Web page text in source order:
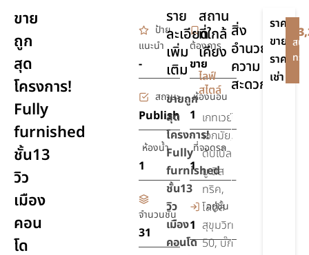
ขาย
ถูก
สุด
โครงการ!
Fully
furnished
ชั้น13
วิว
เมือง
คอน
โด
ป้าย
แนะนำ
-
ต้องการ
ขาย
สถานะ
Publish
ห้องนอน
1
ห้องน้ำ
1
ที่จอดรถ
1
จำนวนชั้น
31
อยู่ชั้น
1
ราย
ละเอียด
เพิ่ม
เติม
ขายถูก
สุด
โครงการ!
Fully
furnished
ชั้น13
วิว
เมือง
คอนโด
สถาน
ที่ใกล้
เคียง
ไลฟ์
สไตล์
เกทเวย์
เอกมัย,
ดับเบิ้ล
ยู ดิส
ทริค,
โลตัส
สุขุมวิท
50, บิ๊ก
สิ่ง
อำนวย
ความ
สะดวก
ว่าย
ปรับ
นอน
ราคา
ขาย
฿
ราคา
เช่า
สน
ทรั